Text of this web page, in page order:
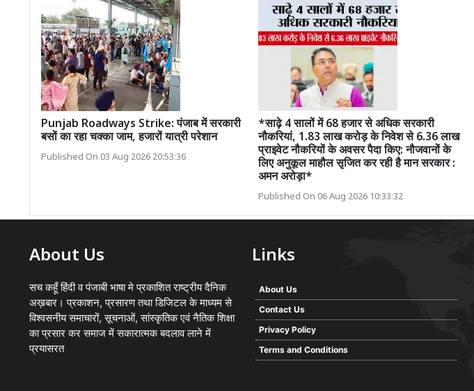
Punjab Roadways Strike: पंजाब में सरकारी
बसों का रहा चक्का जाम, हजारों यात्री परेशान
Published On 03 Aug 2026 20:53:36
*साढ़े 4 सालों में 68 हजार से अधिक सरकारी
नौकरियां, 1.83 लाख करोड़ के निवेश से 6.36 लाख
प्राइवेट नौकरियों के अवसर पैदा किए: नौजवानों के
लिए अनुकूल माहौल सृजित कर रही है मान सरकार :
अमन अरोड़ा*
Published On 06 Aug 2026 10:33:32
About Us
सच कहूँ हिंदी व पंजाबी भाषा मे प्रकाशित राष्ट्रीय दैनिक
अख़बार। प्रकाशन, प्रसारण तथा डिजिटल के माध्यम से
विश्वसनीय समाचारों, सूचनाओं, सांस्कृतिक एवं नैतिक शिक्षा
का प्रसार कर समाज में सकारात्मक बदलाव लाने में
प्रयासरत
Links
About Us
Contact Us
Privacy Policy
Terms and Conditions